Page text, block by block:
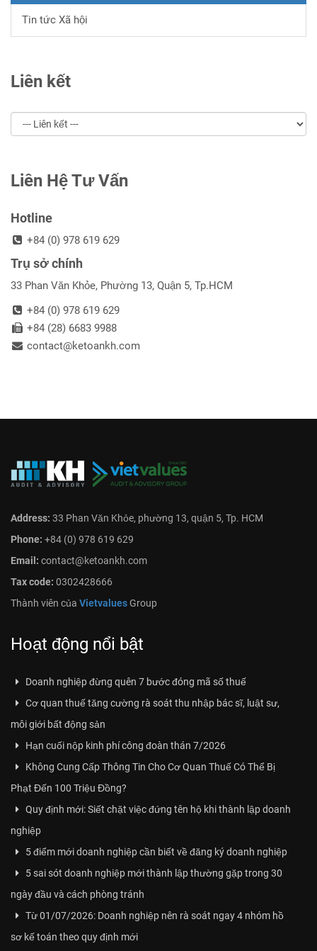
Tin tức Xã hội
Liên kết
Liên Hệ Tư Vấn
Hotline
+84 (0) 978 619 629
Trụ sở chính
33 Phan Văn Khỏe, Phường 13, Quận 5, Tp.HCM
+84 (0) 978 619 629
+84 (28) 6683 9988
contact@ketoankh.com
Address: 33 Phan Văn Khỏe, phường 13, quận 5, Tp. HCM
Phone: +84 (0) 978 619 629
Email: contact@ketoankh.com
Tax code: 0302428666
Thành viên của VietvaluesGroup
Hoạt động nổi bật
Doanh nghiệp đừng quên 7 bước đóng mã số thuế
Cơ quan thuế tăng cường rà soát thu nhập bác sĩ, luật sư,
môi giới bất động sản
Hạn cuối nộp kinh phí công đoàn thán 7/2026
Không Cung Cấp Thông Tin Cho Cơ Quan Thuế Có Thể Bị
Phạt Đến 100 Triệu Đồng?
Quy định mới: Siết chặt việc đứng tên hộ khi thành lập doanh
nghiệp
5 điểm mới doanh nghiệp cần biết về đăng ký doanh nghiệp
5 sai sót doanh nghiệp mới thành lập thường gặp trong 30
ngày đầu và cách phòng tránh
Từ 01/07/2026: Doanh nghiệp nên rà soát ngay 4 nhóm hồ
sơ kế toán theo quy định mới